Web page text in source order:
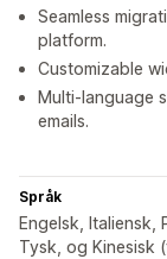
Seamless
platform.
Customizable
Multi-language
emails.
Språk
Engelsk, Italiensk,
Tysk, og Kinesisk